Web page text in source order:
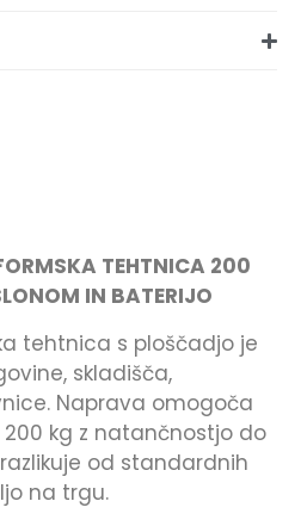
TEHTNICA 200
IN BATERIJO
tehtnica s ploščadjo je
skladišča,
Naprava omogoča
kg z natančnostjo do
od standardnih
na trgu.